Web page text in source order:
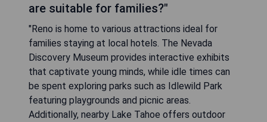
are suitable for families?"
"Reno is home to various attractions ideal for
families staying at local hotels. The Nevada
Discovery Museum provides interactive exhibits
that captivate young minds, while idle times can
be spent exploring parks such as Idlewild Park
featuring playgrounds and picnic areas.
Additionally, nearby Lake Tahoe offers outdoor